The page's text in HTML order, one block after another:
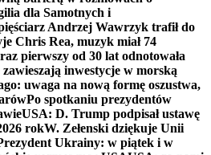
dla Samotnych i
Andrzej Wawrzyk trafił do
Chris Rea, muzyk miał 74
pierwszy od 30 lat odnotowała
inwestycje w morską
uwaga na nową formę oszustwa,
Po spotkaniu prezydentów
USA: D. Trump podpisał ustawę
rokW. Zełenski dziękuje Unii
Ukrainy: w piątek i w